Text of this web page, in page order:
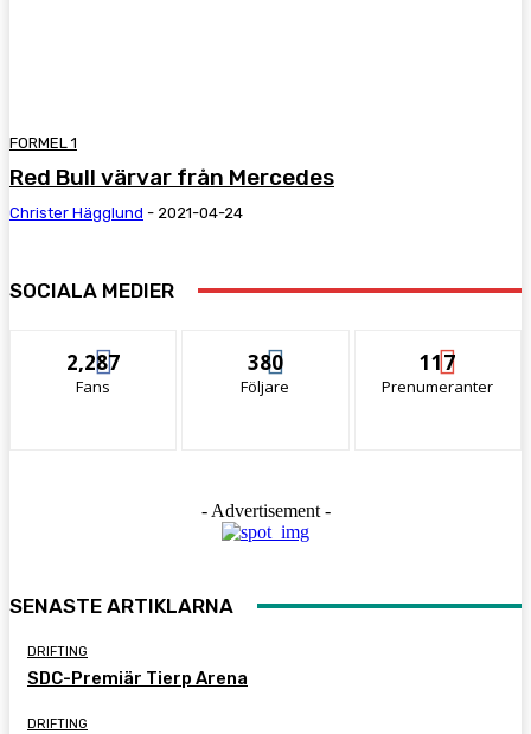
FORMEL 1
Red Bull värvar från Mercedes
Christer Hägglund - 2021-04-24
SOCIALA MEDIER
2,287
Fans
380
Följare
117
Prenumeranter
- Advertisement -
SENASTE ARTIKLARNA
DRIFTING
SDC-Premiär Tierp Arena
DRIFTING